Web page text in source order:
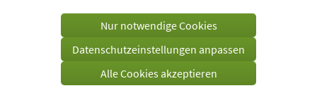
einem
Tab)
Nur notwendige Cookies
Datenschutzeinstellungen anpassen
Alle Cookies akzeptieren